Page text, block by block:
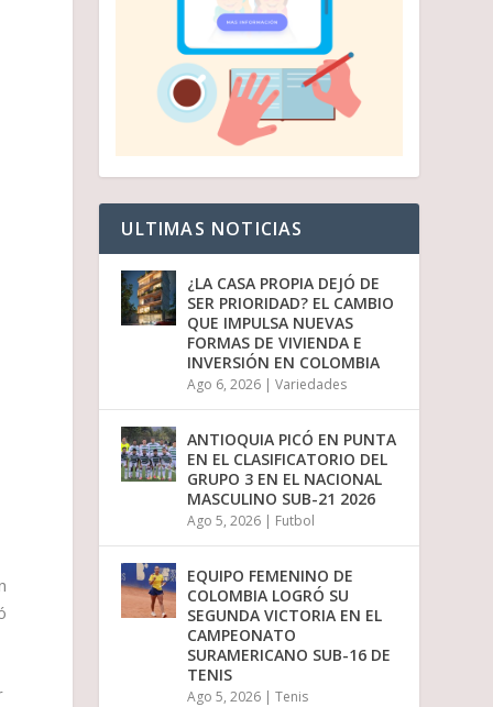
ULTIMAS NOTICIAS
¿LA CASA PROPIA DEJÓ DE
SER PRIORIDAD? EL CAMBIO
QUE IMPULSA NUEVAS
FORMAS DE VIVIENDA E
INVERSIÓN EN COLOMBIA
Ago 6, 2026 |Variedades
ANTIOQUIA PICÓ EN PUNTA
EN EL CLASIFICATORIO DEL
GRUPO 3 EN EL NACIONAL
MASCULINO SUB-21 2026
Ago 5, 2026 | Futbol
EQUIPO FEMENINO DE
COLOMBIA LOGRÓ SU
SEGUNDA VICTORIA EN EL
CAMPEONATO
SURAMERICANO SUB-16 DE
TENIS
Ago 5, 2026 |Tenis